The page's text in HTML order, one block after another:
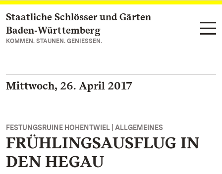
Zum Hauptinhalt springen
Staatliche Schlösser und Gärten
Baden‑Württemberg
KOMMEN. STAUNEN. GENIESSEN.
Mittwoch, 26. April 2017
FESTUNGSRUINE HOHENTWIEL | ALLGEMEINES
FRÜHLINGSAUSFLUG IN
DEN HEGAU